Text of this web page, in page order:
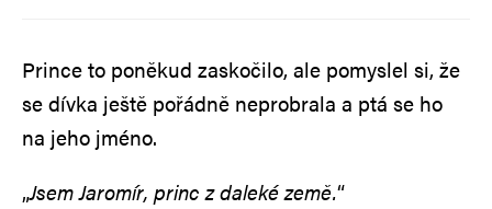
Prince to poněkud zaskočilo, ale pomyslel si, že
se dívka ještě pořádně neprobrala a ptá se ho
na jeho jméno.
„Jsem Jaromír, princ z daleké země.“